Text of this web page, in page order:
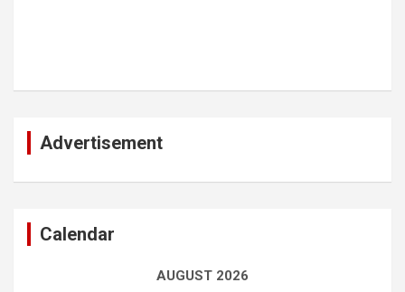
Advertisement
Calendar
AUGUST 2026